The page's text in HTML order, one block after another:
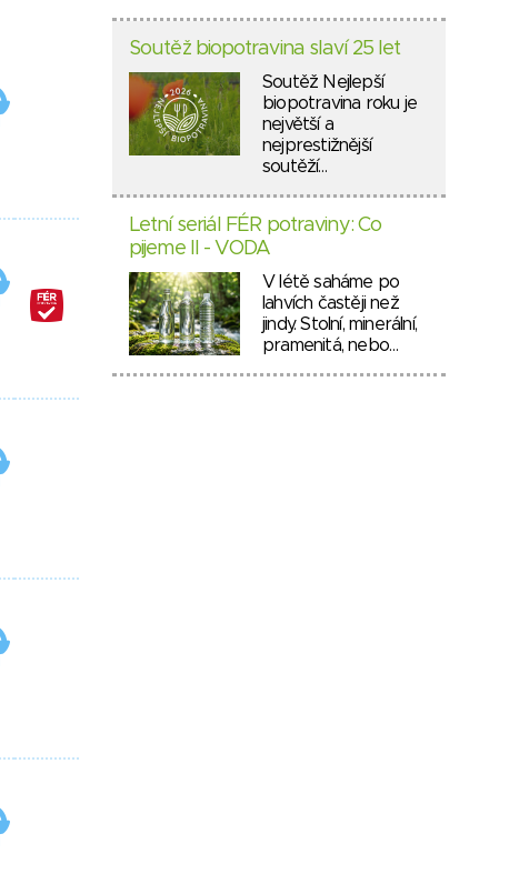
Soutěž biopotravina slaví 25 let
Soutěž Nejlepší
biopotravina roku je
největší a
nejprestižnější
soutěží…
Letní seriál FÉR potraviny: Co
pijeme II - VODA
V létě saháme po
lahvích častěji než
jindy. Stolní, minerální,
pramenitá, nebo…